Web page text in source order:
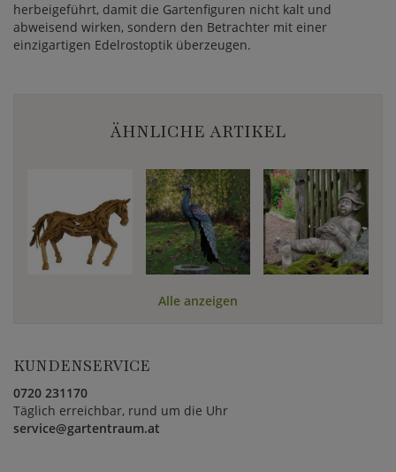
herbeigeführt, damit die Gartenfiguren nicht kalt und
abweisend wirken, sondern den Betrachter mit einer
einzigartigen Edelrostoptik überzeugen.
ÄHNLICHE ARTIKEL
Alle anzeigen
KUNDENSERVICE
0720 231170
Täglich erreichbar, rund um die Uhr
service@gartentraum.at